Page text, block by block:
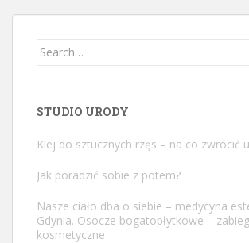
Search
STUDIO URODY
Klej do sztucznych rzęs – na co zwrócić
Jak poradzić sobie z potem?
Nasze ciało dba o siebie – medycyna
Gdynia. Osocze bogatopłytkowe –
kosmetyczne